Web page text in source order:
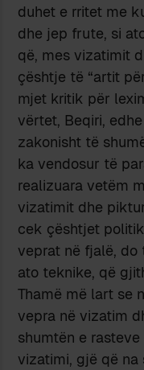
duhet e rritet me
dhe jep frute, si
që, mes vizatimit
çështje të “artit
mjet kritik për
vërtet, Beqiri,
zakonisht të
ka vendosur të
realizuara vetëm
vizatimit dhe
cek çështjet
veprat në fjalë,
ato teknike, që
Thamë më lart se
vepra në vizatim
shumtën e
vizatimi, gjë që na